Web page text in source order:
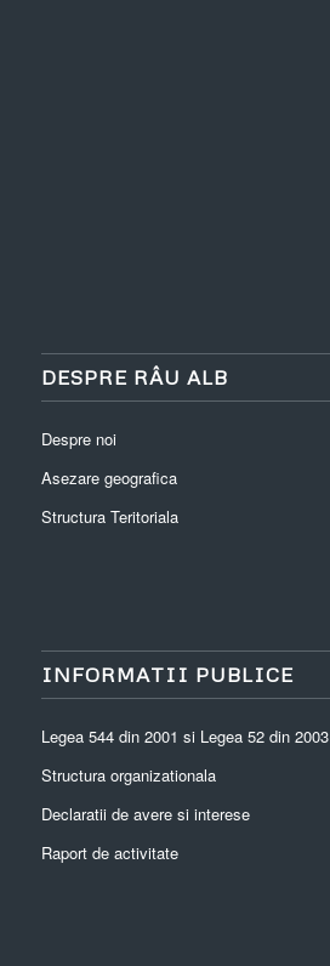
DESPRE RÂU ALB
Despre noi
Asezare geografica
Structura Teritoriala
INFORMATII PUBLICE
Legea 544 din 2001 si Legea 52 din 2003
Structura organizationala
Declaratii de avere si interese
Raport de activitate